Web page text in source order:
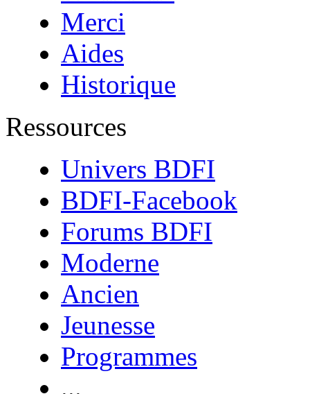
Merci
Aides
Historique
Ressources
Univers BDFI
BDFI-Facebook
Forums BDFI
Moderne
Ancien
Jeunesse
Programmes
...